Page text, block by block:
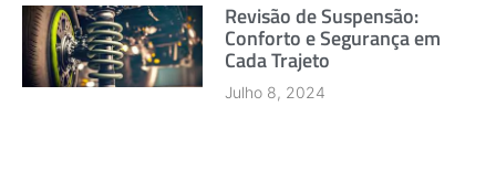
Revisão de Suspensão:
Conforto e Segurança em
Cada Trajeto
Julho 8, 2024